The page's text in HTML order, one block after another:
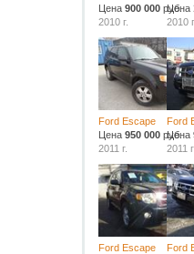
Цена 900 000 руб.
2010 г.
Цена
2010
Ford Escape
Цена 950 000 руб.
2011 г.
Ford
Цена
2011
Ford Escape
Ford